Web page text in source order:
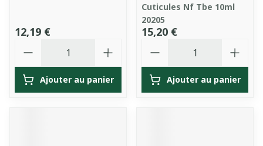
12,19 €
Ajouter au panier
Cuticules Nf Tbe 10ml
20205
15,20 €
Ajouter au panier